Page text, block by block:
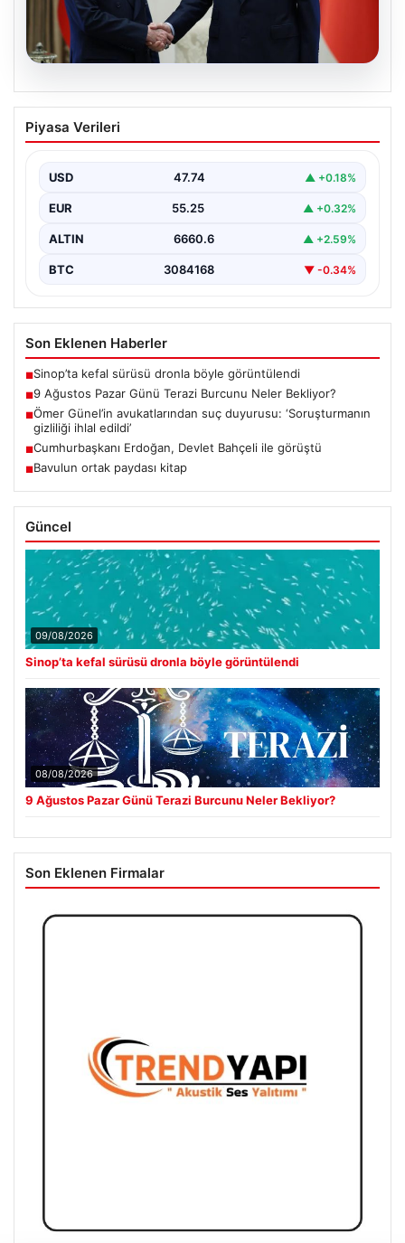
06.08.2026
Cumhurbaşkanı Erdoğan, Devlet
Bahçeli ile görüştü
Piyasa Verileri
USD 47.74 ▲ +0.18%
EUR 55.25 ▲ +0.32%
ALTIN 6660.6 ▲ +2.59%
BTC 3084168 ▼ -0.34%
Son Eklenen Haberler
■Sinop’ta kefal sürüsü dronla böyle görüntülendi
■9 Ağustos Pazar Günü Terazi Burcunu Neler Bekliyor?
■Ömer Günel’in avukatlarından suç duyurusu: ‘Soruşturmanın
gizliliği ihlal edildi’
■Cumhurbaşkanı Erdoğan, Devlet Bahçeli ile görüştü
■Bavulun ortak paydası kitap
Güncel
09/08/2026
Sinop’ta kefal sürüsü dronla böyle görüntülendi
08/08/2026
9 Ağustos Pazar Günü Terazi Burcunu Neler Bekliyor?
Son Eklenen Firmalar